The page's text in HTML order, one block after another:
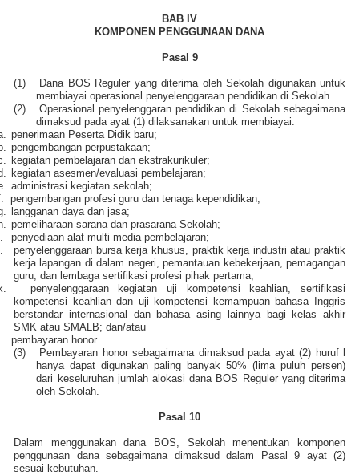
BAB IV
KOMPONEN PENGGUNAAN DANA
Pasal 9
(1)
Dana BOS Reguler yang diterima oleh Sekolah digunakan untuk
membiayai operasional penyelenggaraan pendidikan di Sekolah.
(2)
Operasional penyelenggaran pendidikan di Sekolah sebagaimana
dimaksud pada ayat (1) dilaksanakan untuk membiayai:
penerimaan Peserta Didik baru;
pengembangan perpustakaan;
kegiatan pembelajaran dan ekstrakurikuler;
kegiatan asesmen/evaluasi pembelajaran;
administrasi kegiatan sekolah;
pengembangan profesi guru dan tenaga kependidikan;
langganan daya dan jasa;
pemeliharaan sarana dan prasarana Sekolah;
penyediaan alat multi media pembelajaran;
penyelenggaraan bursa kerja khusus, praktik kerja industri atau praktik
kerja lapangan di dalam negeri, pemantauan kebekerjaan, pemagangan
guru, dan lembaga sertifikasi profesi pihak pertama;
penyelenggaraan kegiatan uji kompetensi keahlian, sertifikasi
kompetensi keahlian dan uji kompetensi kemampuan bahasa Inggris
berstandar internasional dan bahasa asing lainnya bagi kelas akhir
SMK atau SMALB; dan/atau
pembayaran honor.
(3)
Pembayaran honor sebagaimana dimaksud pada ayat (2) huruf l
hanya dapat digunakan paling banyak 50% (lima puluh persen)
dari keseluruhan jumlah alokasi dana BOS Reguler yang diterima
oleh Sekolah.
Pasal 10
Dalam menggunakan dana BOS, Sekolah menentukan komponen
penggunaan dana sebagaimana dimaksud dalam Pasal 9 ayat (2)
sesuai kebutuhan.